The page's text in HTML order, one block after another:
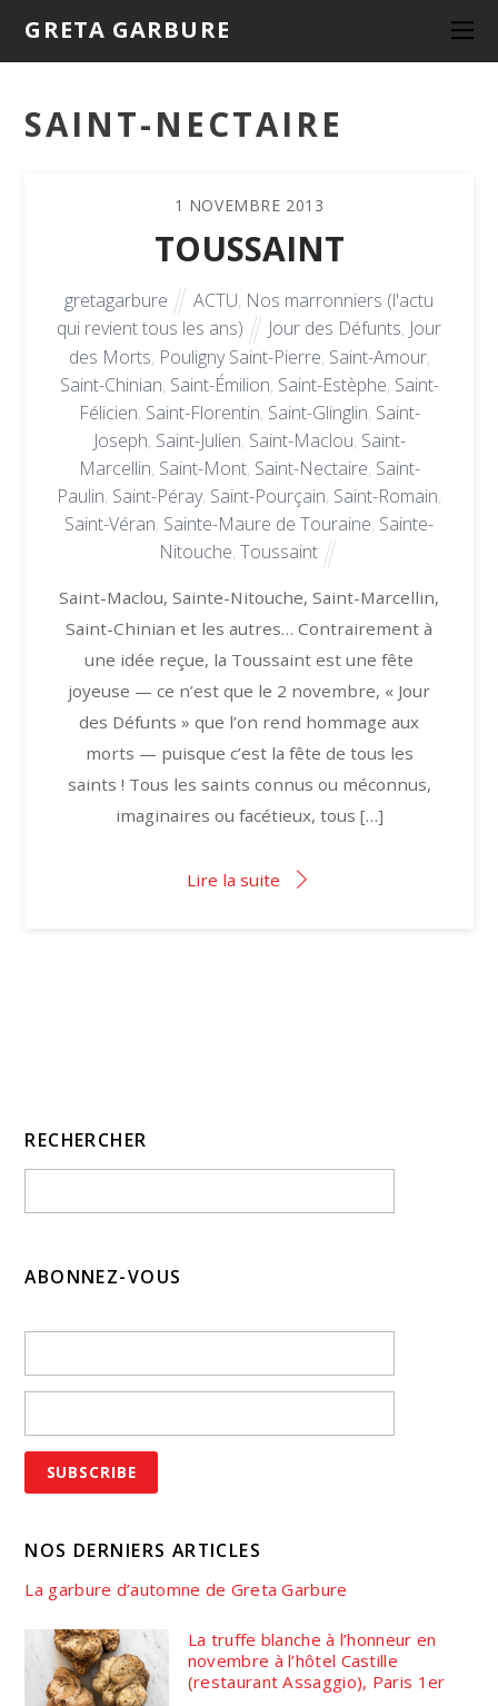
GRETA GARBURE
SAINT-NECTAIRE
1 NOVEMBRE 2013
TOUSSAINT
gretagarbure ACTU, Nos marronniers (l'actu
qui revient tous les ans)
Jour des Défunts, Jour
des Morts, Pouligny Saint-Pierre, Saint-Amour,
Saint-Chinian, Saint-Émilion, Saint-Estèphe, Saint-
Félicien, Saint-Florentin, Saint-Glinglin, Saint-
Joseph, Saint-Julien, Saint-Maclou, Saint-
Marcellin, Saint-Mont, Saint-Nectaire, Saint-
Paulin, Saint-Péray, Saint-Pourçain, Saint-Romain,
Saint-Véran, Sainte-Maure de Touraine, Sainte-
Nitouche,Toussaint
Saint-Maclou, Sainte-Nitouche, Saint-Marcellin,
Saint-Chinian et les autres… Contrairement à
une idée reçue, la Toussaint est une fête
joyeuse — ce n’est que le 2 novembre, « Jour
des Défunts » que l’on rend hommage aux
morts — puisque c’est la fête de tous les
saints ! Tous les saints connus ou méconnus,
imaginaires ou facétieux, tous […]
Lire la suite
RECHERCHER
ABONNEZ-VOUS
NOS DERNIERS ARTICLES
La garbure d’automne de Greta Garbure
La truffe blanche à l’honneur en
novembre à l’hôtel Castille
(restaurant Assaggio), Paris 1er